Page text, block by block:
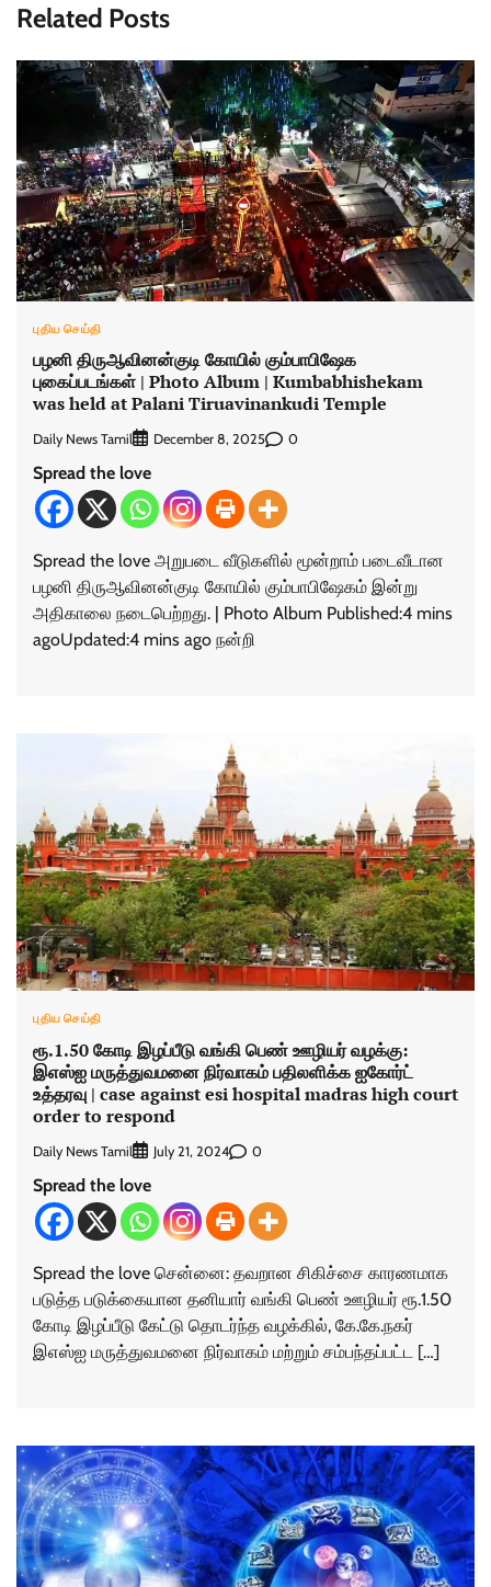
Related Posts
புதிய செய்தி
பழனி திருஆவினன்குடி கோயில் கும்பாபிஷேக
புகைப்படங்கள் | Photo Album | Kumbabhishekam
was held at Palani Tiruavinankudi Temple
Daily News Tamil December 8, 2025 0
Spread the love
Spread the love அறுபடை வீடுகளில் மூன்றாம் படைவீடான
பழனி திருஆவினன்குடி கோயில் கும்பாபிஷேகம் இன்று
அதிகாலை நடைபெற்றது‌. | Photo Album Published:4 mins
agoUpdated:4 mins ago நன்றி
புதிய செய்தி
ரூ.1.50 கோடி இழப்பீடு வங்கி பெண் ஊழியர் வழக்கு:
இஎஸ்ஐ மருத்துவமனை நிர்வாகம் பதிலளிக்க ஐகோர்ட்
உத்தரவு | case against esi hospital madras high court
order to respond
Daily News Tamil July 21, 2024 0
Spread the love
Spread the love சென்னை: தவறான சிகிச்சை காரணமாக
படுத்த படுக்கையான தனியார் வங்கி பெண் ஊழியர் ரூ.1.50
கோடி இழப்பீடு கேட்டு தொடர்ந்த வழக்கில், கே.கே.நகர்
இஎஸ்ஐ மருத்துவமனை நிர்வாகம் மற்றும் சம்பந்தப்பட்ட […]